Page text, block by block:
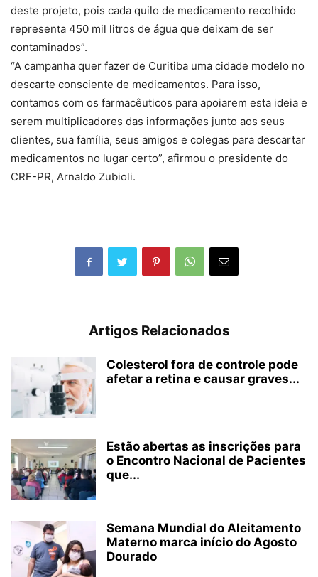
deste projeto, pois cada quilo de medicamento recolhido
representa 450 mil litros de água que deixam de ser
contaminados”.
“A campanha quer fazer de Curitiba uma cidade modelo no
descarte consciente de medicamentos. Para isso,
contamos com os farmacêuticos para apoiarem esta ideia e
serem multiplicadores das informações junto aos seus
clientes, sua família, seus amigos e colegas para descartar
medicamentos no lugar certo”, afirmou o presidente do
CRF-PR, Arnaldo Zubioli.
Artigos Relacionados
Colesterol fora de controle pode
afetar a retina e causar graves...
Estão abertas as inscrições para
o Encontro Nacional de Pacientes
que...
Semana Mundial do Aleitamento
Materno marca início do Agosto
Dourado